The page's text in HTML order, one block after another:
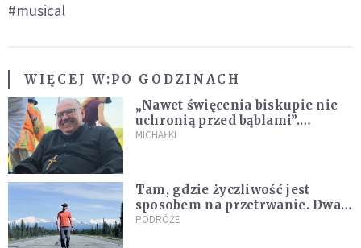
#musical
WIĘCEJ W:PO GODZINACH
„Nawet święcenia biskupie nie
uchronią przed bąblami”.
Archidiecezja pokazała
MICHAŁKI
Tam, gdzie życzliwość jest
sposobem na przetrwanie. Dwa
tygodnie na Alasce [REPORTAŻ]
PODRÓŻE